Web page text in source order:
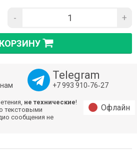
- +
Telegram
+7 993 910‑76‑27
не технические!
текстовыми
сообщения не
Офлайн